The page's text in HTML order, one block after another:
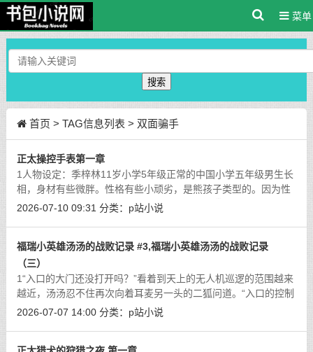
菜单
搜索
首页 > TAG信息列表 > 双面骗手
正太操控手表第一章
1人物设定：季梓林11岁小学5年级正常的中国小学五年级男生长
相，身材有些微胖。性格有些小顽劣，是熊孩子类型的。因为性
格比较孩子气，在班上的人缘不太好。有些闹腾和急躁。家里人
2026-07-10 09:31 分类： p站小说
福瑞小英雄汤汤的战败记录 #3,福瑞小英雄汤汤的战败记录
（三）
1“入口的大门还没打开吗？”看着到天上的无人机巡逻的范围越来
越近，汤汤忍不住再次向着耳麦另一头的二狐问道。“入口的控制
程序正在破解。”二狐的声音有点嘟囔，让汤汤忍不住怀疑起是不
2026-07-07 14:00 分类： p站小说